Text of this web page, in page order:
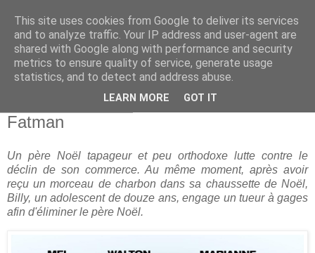
Fatman
Un père Noël tapageur et peu orthodoxe lutte contre le
déclin de son commerce. Au même moment, après avoir
reçu un morceau de charbon dans sa chaussette de Noël,
Billy, un adolescent de douze ans, engage un tueur à gages
afin d'éliminer le père Noël.
This site uses cookies from Google to deliver its services
and to analyze traffic. Your IP address and user-agent are
shared with Google along with performance and security
metrics to ensure quality of service, generate usage
statistics, and to detect and address abuse.
LEARN MORE GOT IT